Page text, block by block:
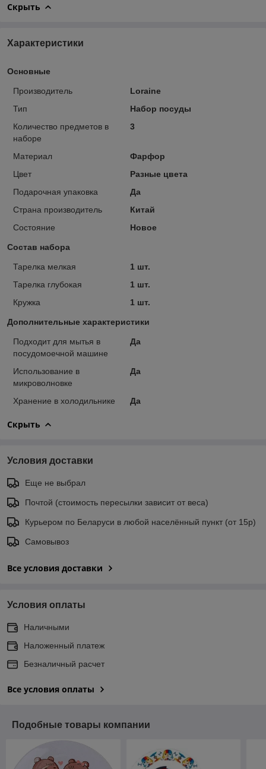
Скрыть
Характеристики
Основные
Производитель
Loraine
Тип
Набор посуды
Количество предметов в
наборе
3
Материал
Фарфор
Цвет
Разные цвета
Подарочная упаковка
Да
Страна производитель
Китай
Состояние
Новое
Состав набора
Тарелка мелкая
1 шт.
Тарелка глубокая
1 шт.
Кружка
1 шт.
Дополнительные характеристики
Подходит для мытья в
посудомоечной машине
Да
Использование в
микроволновке
Да
Хранение в холодильнике Да
Скрыть
Условия доставки
Еще не выбрал
Почтой (стоимость пересылки зависит от веса)
Курьером по Беларуси в любой населённый пункт (от 15р)
Самовывоз
Все условия доставки
Условия оплаты
Наличными
Наложенный платеж
Безналичный расчет
Все условия оплаты
Подобные товары компании